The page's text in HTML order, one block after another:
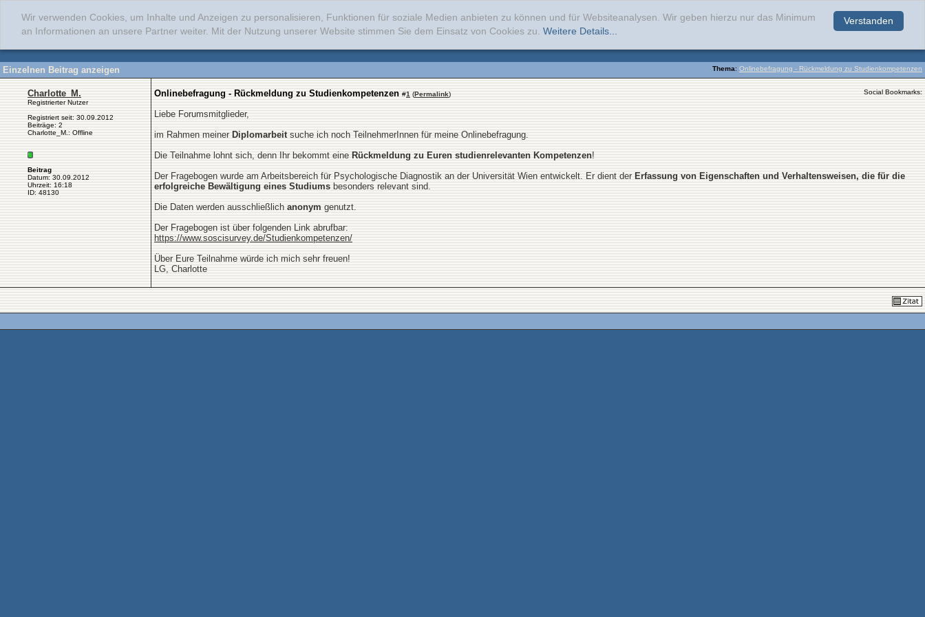
Verstanden
Wir verwenden Cookies, um Inhalte und Anzeigen zu personalisieren, Funktionen für soziale Medien anbieten zu können und für Websiteanalysen. Wir geben hierzu nur das Minimum
an Informationen an unsere Partner weiter. Mit der Nutzung unserer Website stimmen Sie dem Einsatz von Cookies zu. Weitere Details...
Thema: Onlinebefragung - Rückmeldung zu Studienkompetenzen
Einzelnen Beitrag anzeigen
Charlotte_M.
Registrierter Nutzer
Registriert seit: 30.09.2012
Beiträge: 2
Charlotte_M.: Offline
Beitrag
Datum: 30.09.2012
Uhrzeit: 16:18
ID: 48130
Onlinebefragung - Rückmeldung zu Studienkompetenzen #1 (Permalink) Social Bookmarks:
Liebe Forumsmitglieder,
im Rahmen meiner Diplomarbeitsuche ich noch TeilnehmerInnen für meine Onlinebefragung.
Die Teilnahme lohnt sich, denn Ihr bekommt eine Rückmeldung zu Euren studienrelevanten Kompetenzen!
Der Fragebogen wurde am Arbeitsbereich für Psychologische Diagnostik an der Universität Wien entwickelt. Er dient der Erfassung von Eigenschaften und Verhaltensweisen, die für die
erfolgreiche Bewältigung eines Studiums besonders relevant sind.
Die Daten werden ausschließlich anonym genutzt.
Der Fragebogen ist über folgenden Link abrufbar:
https://www.soscisurvey.de/Studienkompetenzen/
Über Eure Teilnahme würde ich mich sehr freuen!
LG, Charlotte